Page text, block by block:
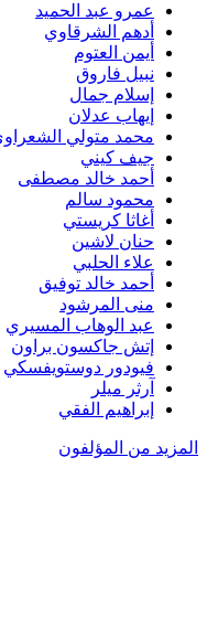
عمرو عبد الحميد
أدهم الشرقاوي
أيمن العتوم
نبيل فاروق
إسلام جمال
إيهاب عدلان
محمد متولي
جيف كيني
أحمد خالد مصطفى
محمود سالم
أغاثا كريستي
حنان لاشين
علاء الحلبي
أحمد خالد توفيق
منى المرشود
عبد الوهاب المسيري
إتش جاكسون براون
فيودور دوستويفسكي
آرثر ميلر
إبراهيم الفقي
المزيد من المؤلفون